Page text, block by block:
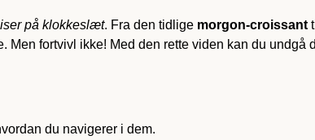
på klokkeslæt. Fra den tidlige morgon-croissant
Men fortvivl ikke! Med den rette viden kan du
du navigerer i dem.